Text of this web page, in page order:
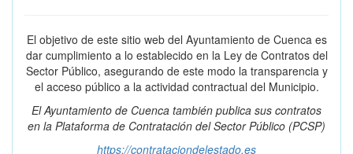
El objetivo de este sitio web del Ayuntamiento de Cuenca es
dar cumplimiento a lo establecido en la Ley de Contratos del
Sector Público, asegurando de este modo la transparencia y
el acceso público a la actividad contractual del Municipio.
El Ayuntamiento de Cuenca también publica sus contratos
en la Plataforma de Contratación del Sector Público (PCSP)
https://contrataciondelestado.es